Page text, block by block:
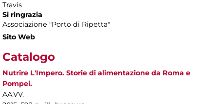
Travis
Si ringrazia
Associazione "Porto di Ripetta"
Sito Web
Catalogo
Nutrire L'Impero. Storie di alimentazione da Roma e
Pompei.
AA.VV.